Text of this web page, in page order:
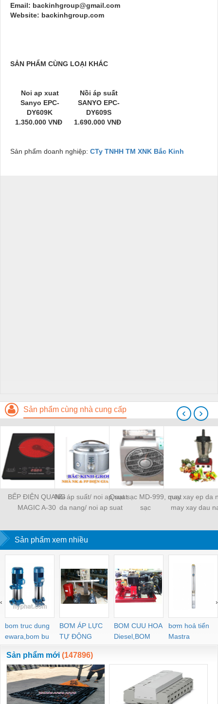
Email: backinhgroup@gmail.com
Website: backinhgroup.com
SẢN PHẨM CÙNG LOẠI KHÁC
Noi ap xuat
Sanyo EPC-
DY609K
1.350.000 VNĐ
Nồi áp suất
SANYO EPC-
DY609S
1.690.000 VNĐ
Sản phẩm doanh nghiệp: CTy TNHH TM XNK Bắc Kinh
Sản phẩm cùng nhà cung cấp
BẾP ĐIỆN QUANG
MAGIC A-30
Nồi áp suất/ noi ap suat
da nang/ noi ap suat
Quạt sạc MD-999, quạt
sạc
may xay ep da
may xay dau
‹ ›
Sản phẩm xem nhiều
bom truc dung
ewara,bom bu
ewara
BƠM ÁP LỰC
TỰ ĐỘNG
BOM CUU HOA
Diesel,BOM
CHUA CHAY
bơm hoả tiển
Mastra
‹ ›
Sản phẩm mới (147896)